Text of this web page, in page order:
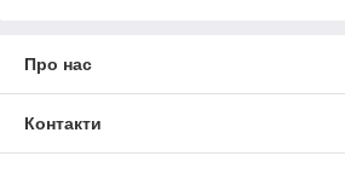
Про нас
Контакти